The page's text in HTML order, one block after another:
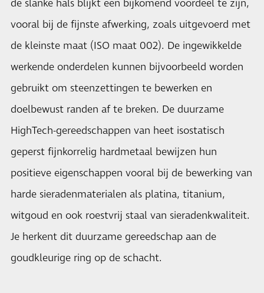
de slanke hals blijkt een bijkomend voordeel te zijn,
vooral bij de fijnste afwerking, zoals uitgevoerd met
de kleinste maat (ISO maat 002). De ingewikkelde
werkende onderdelen kunnen bijvoorbeeld worden
gebruikt om steenzettingen te bewerken en
doelbewust randen af ​​te breken. De duurzame
HighTech-gereedschappen van heet isostatisch
geperst fijnkorrelig hardmetaal bewijzen hun
positieve eigenschappen vooral bij de bewerking van
harde sieradenmaterialen als platina, titanium,
witgoud en ook roestvrij staal van sieradenkwaliteit.
Je herkent dit duurzame gereedschap aan de
goudkleurige ring op de schacht.